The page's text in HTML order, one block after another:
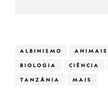
ALBINISMO ANIMAIS
BIOLOGIA CIÊNCIA
TANZÂNIA MAIS